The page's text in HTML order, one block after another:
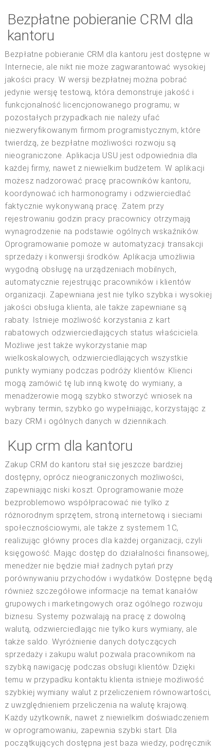
Bezpłatne pobieranie CRM dla
kantoru
Bezpłatne pobieranie CRM dla kantoru jest dostępne w
Internecie, ale nikt nie może zagwarantować wysokiej
jakości pracy. W wersji bezpłatnej można pobrać
jedynie wersję testową, która demonstruje jakość i
funkcjonalność licencjonowanego programu; w
pozostałych przypadkach nie należy ufać
niezweryfikowanym firmom programistycznym, które
twierdzą, że bezpłatne możliwości rozwoju są
nieograniczone. Aplikacja USU jest odpowiednia dla
każdej firmy, nawet z niewielkim budżetem. W aplikacji
możesz nadzorować pracę pracowników kantoru,
koordynować ich harmonogramy i odzwierciedlać
faktycznie wykonywaną pracę. Zatem przy
rejestrowaniu godzin pracy pracownicy otrzymają
wynagrodzenie na podstawie ogólnych wskaźników.
Oprogramowanie pomoże w automatyzacji transakcji
sprzedaży i konwersji środków. Aplikacja umożliwia
wygodną obsługę na urządzeniach mobilnych,
automatycznie rejestrując pracowników i klientów
organizacji. Zapewniana jest nie tylko szybka i wysokiej
jakości obsługa klienta, ale także zapewniane są
rabaty. Istnieje możliwość korzystania z kart
rabatowych odzwierciedlających status właściciela.
Możliwe jest także wykorzystanie map
wielkoskalowych, odzwierciedlających wszystkie
punkty wymiany podczas podróży klientów. Klienci
mogą zamówić tę lub inną kwotę do wymiany, a
menadżerowie mogą szybko stworzyć wniosek na
wybrany termin, szybko go wypełniając, korzystając z
bazy CRM i ogólnych danych w dziennikach.
Kup crm dla kantoru
Zakup CRM do kantoru stał się jeszcze bardziej
dostępny, oprócz nieograniczonych możliwości,
zapewniając niski koszt. Oprogramowanie może
bezproblemowo współpracować nie tylko z
różnorodnym sprzętem, stroną internetową i sieciami
społecznościowymi, ale także z systemem 1C,
realizując główny proces dla każdej organizacji, czyli
księgowość. Mając dostęp do działalności finansowej,
menedżer nie będzie miał żadnych pytań przy
porównywaniu przychodów i wydatków. Dostępne będą
również szczegółowe informacje na temat kanałów
grupowych i marketingowych oraz ogólnego rozwoju
biznesu. Systemy pozwalają na pracę z dowolną
walutą, odzwierciedlając nie tylko kurs wymiany, ale
także saldo. Wyróżnienie danych dotyczących
sprzedaży i zakupu walut pozwala pracownikom na
szybką nawigację podczas obsługi klientów. Dzięki
temu w przypadku kontaktu klienta istnieje możliwość
szybkiej wymiany walut z przeliczeniem równowartości,
z uwzględnieniem przeliczenia na walutę krajową.
Każdy użytkownik, nawet z niewielkim doświadczeniem
w oprogramowaniu, zapewnia szybki start. Dla
początkujących dostępna jest baza wiedzy, podręcznik